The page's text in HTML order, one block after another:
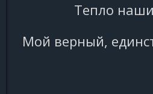
Тепло
Мой верный,